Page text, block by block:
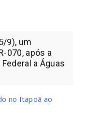
9), um
070, após a
a Águas
no Itapoã ao